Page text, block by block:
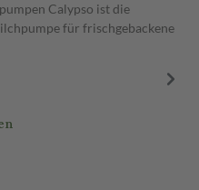
Calypso ist die
für frischgebackene